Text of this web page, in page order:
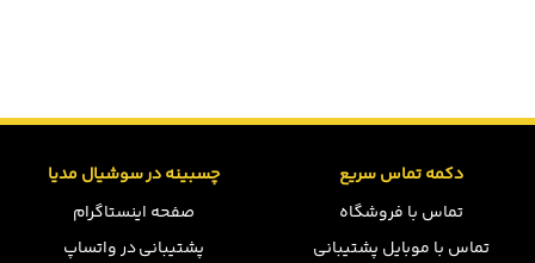
دکمه تماس سریع
تماس با فروشگاه
تماس با موبایل پشتیبانی
چسبینه در سوشیال مدیا
صفحه اینستاگرام
پشتیبانی در واتساپ